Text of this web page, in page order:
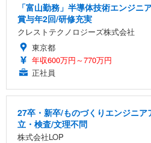
「富山勤務」半導体技術エンジニ
賞与年2回/研修充実
クレストテクノロジーズ株式会社
東京都
年収600万円～770万円
正社員
27卒・新卒/ものづくりエンジニ
立・検査/文理不問
株式会社LOP